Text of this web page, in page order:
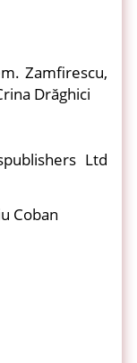
Zamfirescu,
Drăghici
Ltd
Coban